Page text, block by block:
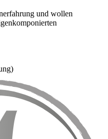
und wollen